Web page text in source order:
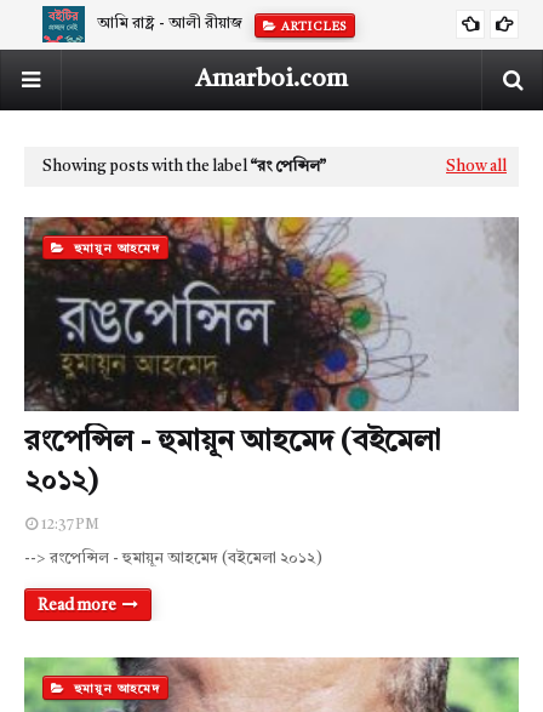
আমি রাষ্ট্র - আলী রীয়াজ ARTICLES
Amarboi.com
Showing posts with the label রং পেন্সিল Show all
হুমায়ূন আহমেদ
রংপেন্সিল - হুমায়ূন আহমেদ (বইমেলা
২০১২)
12:37 PM
--> রংপেন্সিল - হুমায়ূন আহমেদ (বইমেলা ২০১২)
Read more
হুমায়ূন আহমেদ